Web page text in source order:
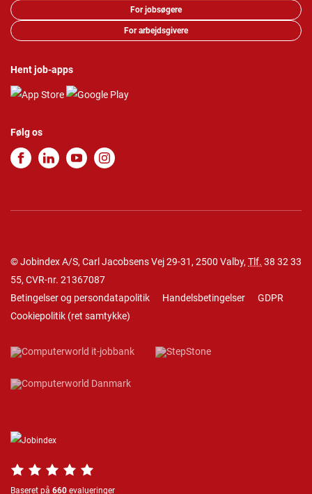
For jobsøgere
For arbejdsgivere
Hent job-apps
Følg os
© Jobindex A/S, Carl Jacobsens Vej 29-31, 2500 Valby, Tlf. 38 32 33
55, CVR-nr. 21367087
Betingelser og persondatapolitik
Handelsbetingelser
GDPR
Cookiepolitik (ret samtykke)
Baseret på 660 evalueringer